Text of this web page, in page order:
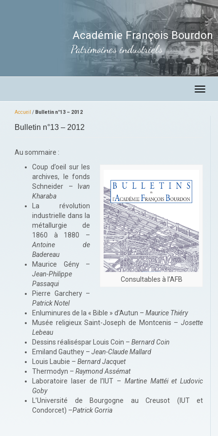
Académie François Bourdon
Patrimoines industriels
Accueil / Bulletin n°13 – 2012
Bulletin n°13 – 2012
Au sommaire :
Consultables à l’AFB
Coup d’oeil sur les
archives, le fonds
Schneider – I van
Kharaba
La révolution
industrielle dans la
métallurgie de
1860 à 1880 –
Antoine de
Badereau
Maurice Gény –
Jean-Philippe
Passaqui
Pierre Garchery –
Patrick Notel
Enluminures de la « Bible » d’Autun – Maurice Thiéry
Musée religieux Saint-Joseph de Montcenis – Josette
Lebeau
Dessins réaliséspar Louis Coin – Bernard Coin
Emiland Gauthey – Jean-Claude Mallard
Louis Laubie – Bernard Jacquet
Thermodyn – Raymond Assémat
Laboratoire laser de l’IUT – Martine Mattéi et Ludovic
Goby
L’Université de Bourgogne au Creusot (IUT et
Condorcet) –Patrick Gorria